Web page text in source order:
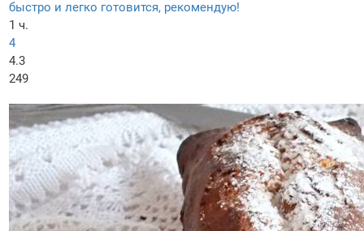
быстро и легко готовится, рекомендую!
1 ч.
4
4.3
249